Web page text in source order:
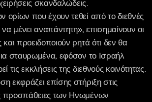
σκανδαλώδεις.
που έχουν τεθεί από το διεθνές
να μένει αναπάντητη», επισημαίνουν οι
και προειδοποιούν ρητά ότι δεν θα
σταυρωμένα, εφόσον το Ισραήλ
τις εκκλήσεις της διεθνούς κοινότητας.
εκφράζει επίσης στήριξη στις
προσπάθειες των Ηνωμένων